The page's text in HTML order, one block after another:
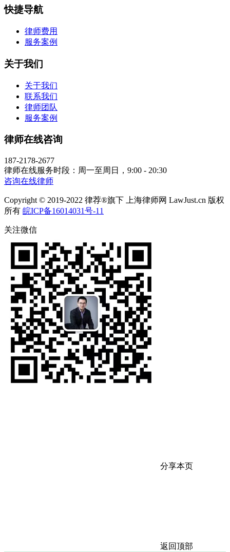
快捷导航
律师费用
服务案例
关于我们
关于我们
联系我们
律师团队
服务案例
律师在线咨询
187-2178-2677
律师在线服务时段：周一至周日，9:00 - 20:30
咨询在线律师
Copyright © 2019-2022 律荐®旗下 上海律师网 LawJust.cn 版权
所有 皖ICP备16014031号-11
关注微信
分享本页
返回顶部